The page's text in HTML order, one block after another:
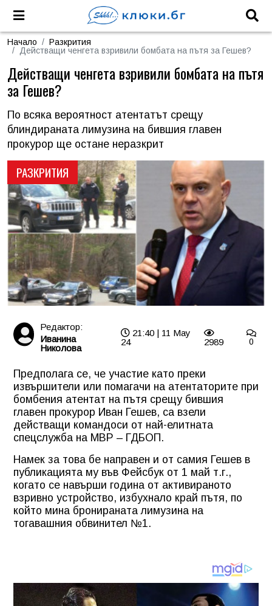
Начало
Разкрития
Действащи ченгета взривили бомбата на пътя за Гешев?
РАЗКРИТИЯ
Действащи ченгета взривили бомбата на пътя
за Гешев?
По всяка вероятност атентатът срещу
блиндираната лимузина на бившия главен
прокурор ще остане неразкрит
Редактор:
Иванина
Николова
21:40 | 11 May
24
2989 0
Предполага се, че участие като преки
извършители или помагачи на атентаторите при
бомбения атентат на пътя срещу бившия
главен прокурор Иван Гешев, са взели
действащи командоси от най-елитната
спецслужба на МВР – ГДБОП.
Намек за това бе направен и от самия Гешев в
публикацията му във Фейсбук от 1 май т.г.,
когато се навърши година от активираното
взривно устройство, избухнало край пътя, по
който мина бронираната лимузина на
тогавашния обвинител №1.